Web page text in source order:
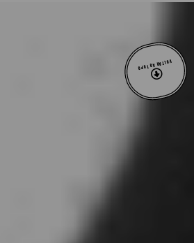
VOLTAR AO TOPO